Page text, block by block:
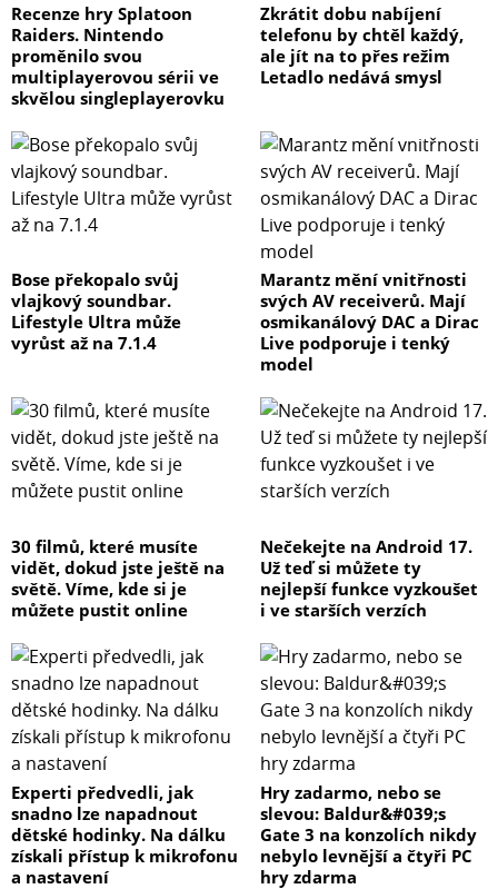
Recenze hry Splatoon
Raiders. Nintendo
proměnilo svou
multiplayerovou sérii ve
skvělou singleplayerovku
Zkrátit dobu nabíjení
telefonu by chtěl každý,
ale jít na to přes režim
Letadlo nedává smysl
Bose překopalo svůj
vlajkový soundbar.
Lifestyle Ultra může
vyrůst až na 7.1.4
Marantz mění vnitřnosti
svých AV receiverů. Mají
osmikanálový DAC a Dirac
Live podporuje i tenký
model
30 filmů, které musíte
vidět, dokud jste ještě na
světě. Víme, kde si je
můžete pustit online
Nečekejte na Android 17.
Už teď si můžete ty
nejlepší funkce vyzkoušet
i ve starších verzích
Experti předvedli, jak
snadno lze napadnout
dětské hodinky. Na dálku
získali přístup k mikrofonu
a nastavení
Hry zadarmo, nebo se
slevou: Baldur&#039;s
Gate 3 na konzolích nikdy
nebylo levnější a čtyři PC
hry zdarma